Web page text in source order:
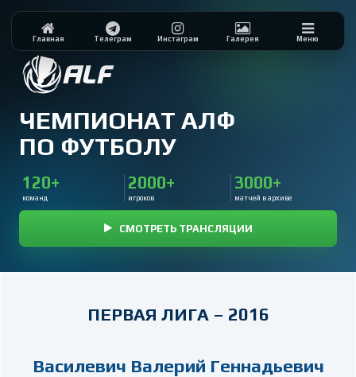
ЧЕМПИОНАТ АЛФ
ПО ФУТБОЛУ
120+
команд
2000+
игроков
3000+
матчей в архиве
СМОТРЕТЬ ТРАНСЛЯЦИИ
Главная Телеграм Инстаграм Галерея Меню
ПЕРВАЯ ЛИГА – 2016
Василевич Валерий Геннадьевич